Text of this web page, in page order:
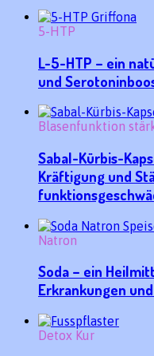
5-HTP
L-5-HTP – ein
und
Blasenfunktion
Sabal-Kürbis-
Kräftigung und
Natron
Soda – ein
Erkrankungen
Detox Kur